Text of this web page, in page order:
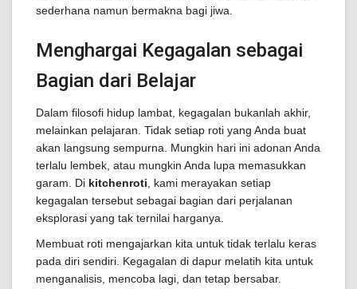
sederhana namun bermakna bagi jiwa.
Menghargai Kegagalan sebagai
Bagian dari Belajar
Dalam filosofi hidup lambat, kegagalan bukanlah akhir,
melainkan pelajaran. Tidak setiap roti yang Anda buat
akan langsung sempurna. Mungkin hari ini adonan Anda
terlalu lembek, atau mungkin Anda lupa memasukkan
garam. Di kitchenroti , kami merayakan setiap
kegagalan tersebut sebagai bagian dari perjalanan
eksplorasi yang tak ternilai harganya.
Membuat roti mengajarkan kita untuk tidak terlalu keras
pada diri sendiri. Kegagalan di dapur melatih kita untuk
menganalisis, mencoba lagi, dan tetap bersabar.